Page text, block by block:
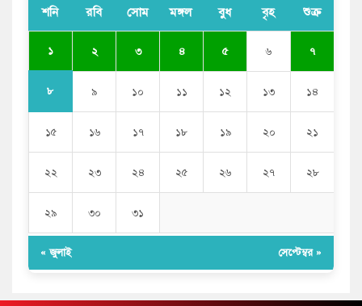
শনি রবি সোম মঙ্গল বুধ বৃহ শুক্র
১ ২ ৩ ৪ ৫ ৬ ৭
৮ ৯ ১০ ১১ ১২ ১৩ ১৪
১৫ ১৬ ১৭ ১৮ ১৯ ২০ ২১
২২ ২৩ ২৪ ২৫ ২৬ ২৭ ২৮
২৯ ৩০ ৩১
« জুলাই সেপ্টেম্বর »